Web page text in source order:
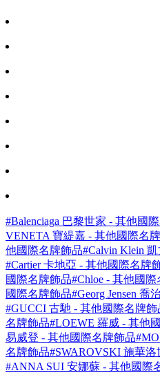
#Balenciaga 巴黎世家 - 其他國
VENETA 寶緹嘉 - 其他國際名
他國際名牌飾品#Calvin Klein
#Cartier 卡地亞 - 其他國際名牌
國際名牌飾品#Chloe - 其他國
國際名牌飾品#Georg Jensen 喬
#GUCCI 古馳 - 其他國際名牌飾
名牌飾品#LOEWE 羅威 - 其他
易威登 - 其他國際名牌飾品
名牌飾品#SWAROVSKI 施華
#ANNA SUI 安娜蘇 - 其他國際